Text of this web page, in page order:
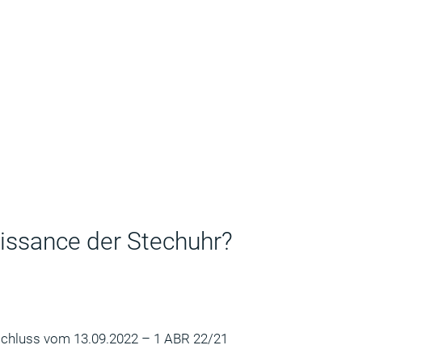
der Stechuhr?
vom 13.09.2022 – 1 ABR 22/21